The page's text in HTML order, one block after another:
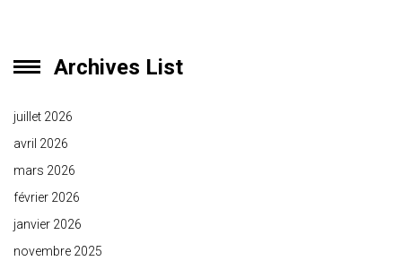
Archives List
juillet 2026
avril 2026
mars 2026
février 2026
janvier 2026
novembre 2025